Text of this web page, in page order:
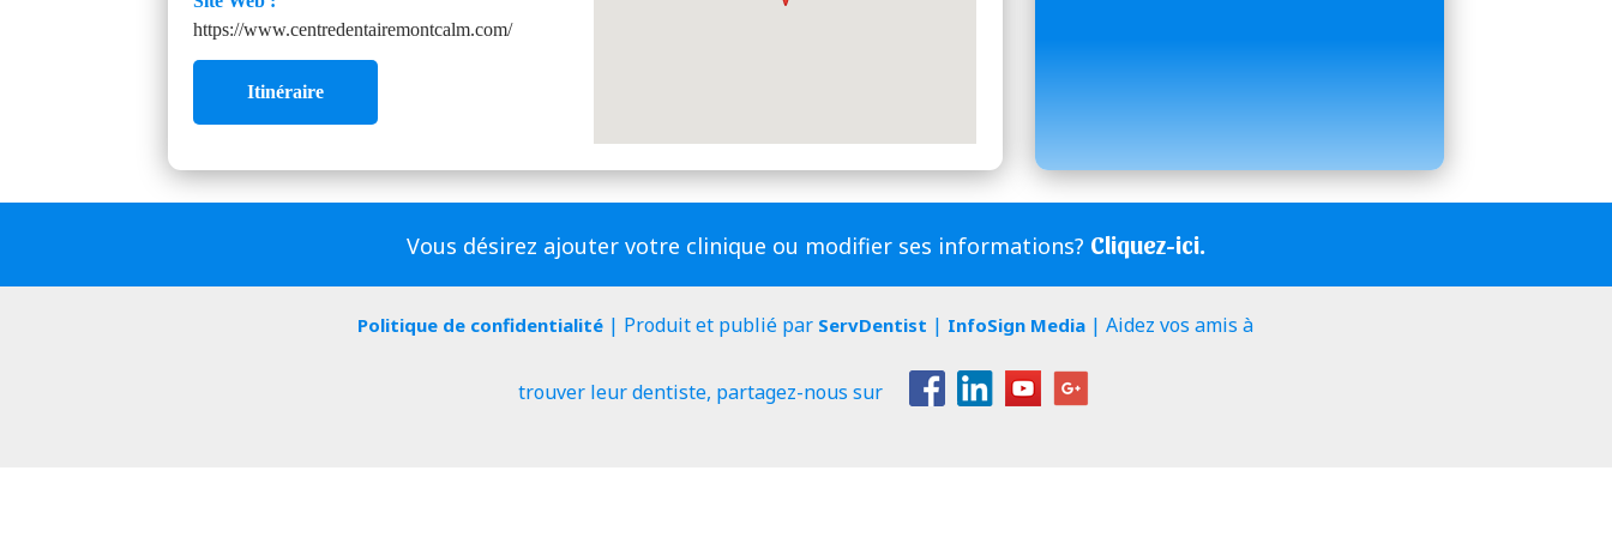
https://www.centredentairemontcalm.com/
Itinéraire
Vous désirez ajouter votre clinique ou modifier ses informations? Cliquez-ici.
Politique de confidentialité | Produit et publié par ServDentist | InfoSign Media | Aidez vos amis à
trouver leur dentiste, partagez-nous sur